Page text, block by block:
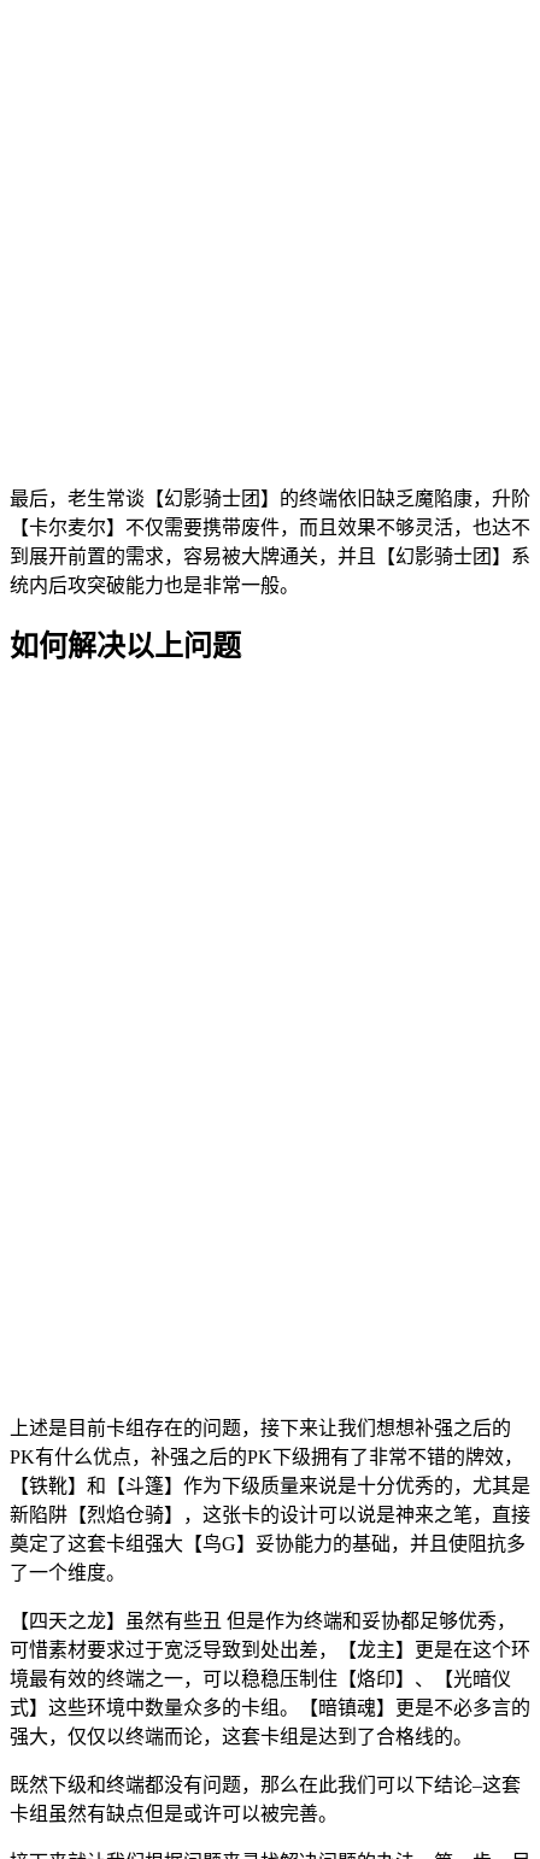
最后，老生常谈【幻影骑士团】的终端依旧缺乏魔陷康，升阶
【卡尔麦尔】不仅需要携带废件，而且效果不够灵活，也达不
到展开前置的需求，容易被大牌通关，并且【幻影骑士团】系
统内后攻突破能力也是非常一般。
如何解决以上问题
上述是目前卡组存在的问题，接下来让我们想想补强之后的
PK有什么优点，补强之后的PK下级拥有了非常不错的牌效，
【铁靴】和【斗篷】作为下级质量来说是十分优秀的，尤其是
新陷阱【烈焰仓骑】，这张卡的设计可以说是神来之笔，直接
奠定了这套卡组强大【鸟G】妥协能力的基础，并且使阻抗多
了一个维度。
【四天之龙】虽然有些丑 但是作为终端和妥协都足够优秀，
可惜素材要求过于宽泛导致到处出差，【龙主】更是在这个环
境最有效的终端之一，可以稳稳压制住【烙印】、【光暗仪
式】这些环境中数量众多的卡组。【暗镇魂】更是不必多言的
强大，仅仅以终端而论，这套卡组是达到了合格线的。
既然下级和终端都没有问题，那么在此我们可以下结论–这套
卡组虽然有缺点但是或许可以被完善。